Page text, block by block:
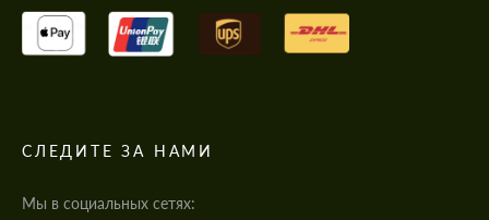
СЛЕДИТЕ ЗА НАМИ
Мы в социальных сетях: